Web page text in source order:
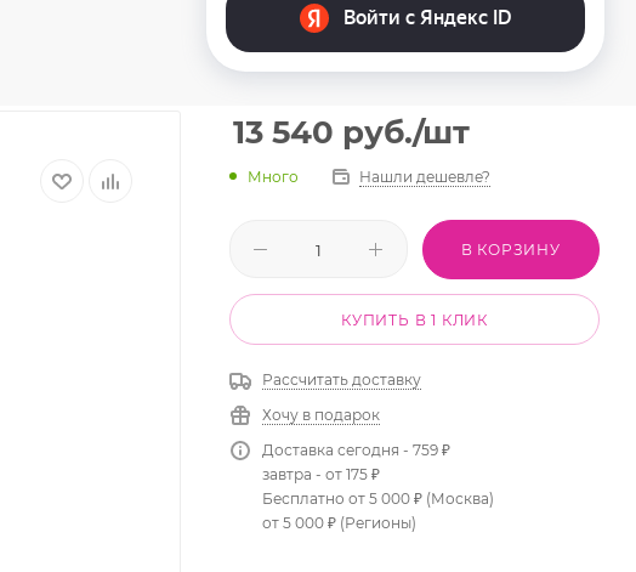
13 540 руб./шт
Много Нашли дешевле?
В КОРЗИНУ
КУПИТЬ В 1 КЛИК
Рассчитать доставку
Хочу в подарок
Доставка сегодня - 759 ₽
завтра - от 175 ₽
Бесплатно от 5 000 ₽ (Москва)
от 5 000 ₽ (Регионы)